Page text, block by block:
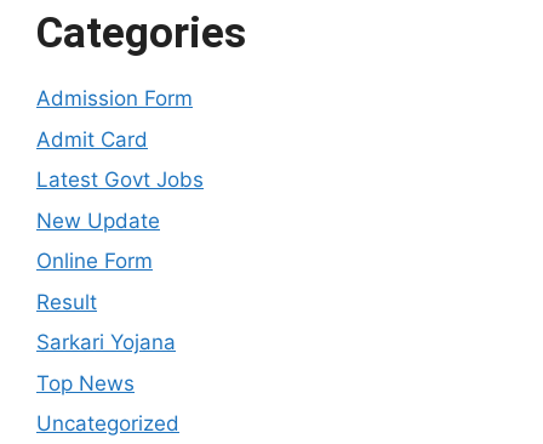
Categories
Admission Form
Admit Card
Latest Govt Jobs
New Update
Online Form
Result
Sarkari Yojana
Top News
Uncategorized